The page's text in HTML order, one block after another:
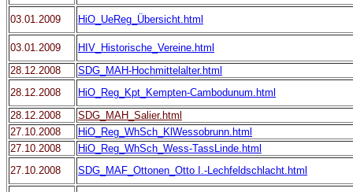
03.01.2009 HiO_UeReg_Übersicht.html
03.01.2009
HIV_Historische_Vereine.html
28.12.2008
SDG_MAH-Hochmittelalter.html
28.12.2008
HiO_Reg_Kpt_Kempten-Cambodunum.html
28.12.2008
SDG_MAH_Salier.html
27.10.2008
HiO_Reg_WhSch_KlWessobrunn.html
27.10.2008
HiO_Reg_WhSch_Wess-TassLinde.html
27.10.2008
SDG_MAF_Ottonen_Otto I.-Lechfeldschlacht.html